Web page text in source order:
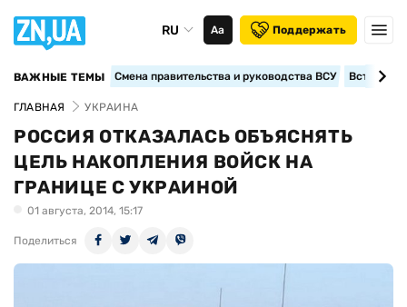
RU Аа Поддержать
ВАЖНЫЕ ТЕМЫ Смена правительства и руководства ВСУ
ГЛАВНАЯ УКРАИНА
РОССИЯ ОТКАЗАЛАСЬ ОБЪЯСНЯТЬ
ЦЕЛЬ НАКОПЛЕНИЯ ВОЙСК НА
ГРАНИЦЕ С УКРАИНОЙ
01 августа, 2014, 15:17
Поделиться